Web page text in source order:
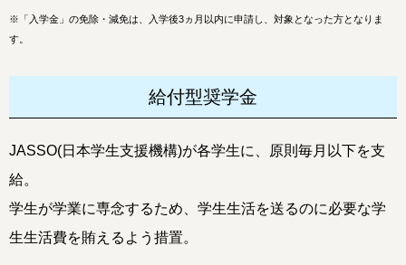
※ 「入学金」の免除・減免は、入学後3ヵ月以内に申請し、対象となった方となりま
す。
給付型奨学金
JASSO(日本学生支援機構)が各学生に、原則毎月以下を支
給。
学生が学業に専念するため、学生生活を送るのに必要な学
生生活費を賄えるよう措置。